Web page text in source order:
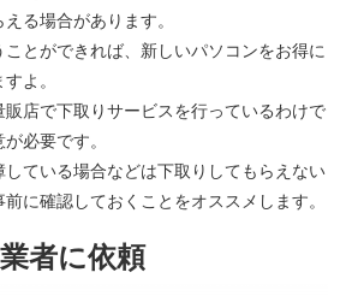
る場合があります。
とができれば、新しいパソコンをお得に
よ。
店で下取りサービスを行っているわけで
必要です。
ている場合などは下取りしてもらえない
に確認しておくことをオススメします。
者に依頼